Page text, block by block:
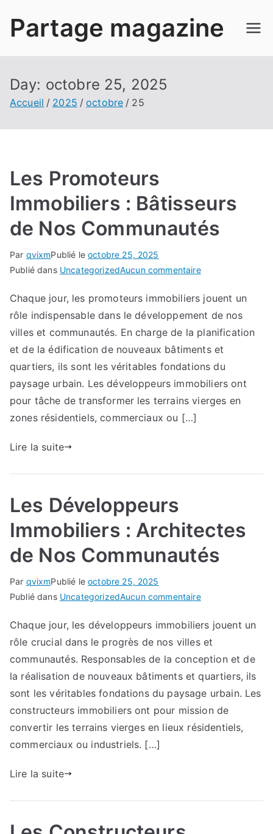
Partage magazine
Day: octobre 25, 2025
Accueil 2025 octobre 25
Les Promoteurs
Immobiliers : Bâtisseurs
de Nos Communautés
Par qvixmPublié leoctobre 25, 2025
Publié dans UncategorizedAucun commentairesur
Promoteurs
Immobiliers
:
Bâtisseurs
Communautés
Chaque jour, les promoteurs immobiliers jouent un
rôle indispensable dans le développement de nos
villes et communautés. En charge de la planification
et de la édification de nouveaux bâtiments et
quartiers, ils sont les véritables fondations du
paysage urbain. Les développeurs immobiliers ont
pour tâche de transformer les terrains vierges en
zones résidentiels, commerciaux ou […]
Lire la suite
Les Développeurs
Immobiliers : Architectes
de Nos Communautés
Par qvixmPublié leoctobre 25, 2025
Publié dans UncategorizedAucun commentairesur
Développeurs
Immobiliers
:
Architectes
Communautés
Chaque jour, les développeurs immobiliers jouent un
rôle crucial dans le progrès de nos villes et
communautés. Responsables de la conception et de
la réalisation de nouveaux bâtiments et quartiers, ils
sont les véritables fondations du paysage urbain. Les
constructeurs immobiliers ont pour mission de
convertir les terrains vierges en lieux résidentiels,
commerciaux ou industriels. […]
Lire la suite